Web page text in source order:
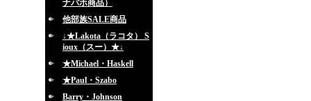
ナバホ商品）
他部族SALE商品
↓★Lakota（ラコタ） S
ioux（スー）★↓
★Michael・Haskell
★Paul・Szabo
Barry・Johnson